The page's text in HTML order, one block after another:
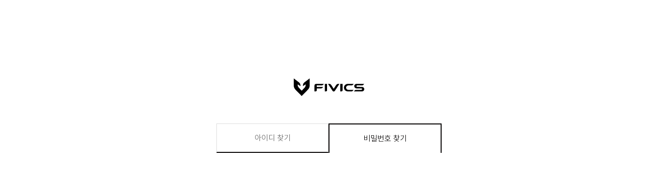
아이디 찾기 비밀번호 찾기